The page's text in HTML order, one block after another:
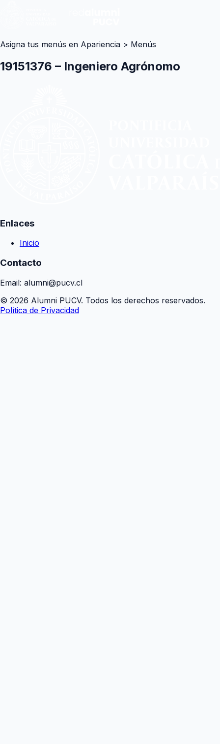
Asigna tus menús en Apariencia > Menús
19151376 – Ingeniero Agrónomo
Enlaces
Inicio
Contacto
Email: alumni@pucv.cl
© 2026 Alumni PUCV. Todos los derechos reservados.
Política de Privacidad